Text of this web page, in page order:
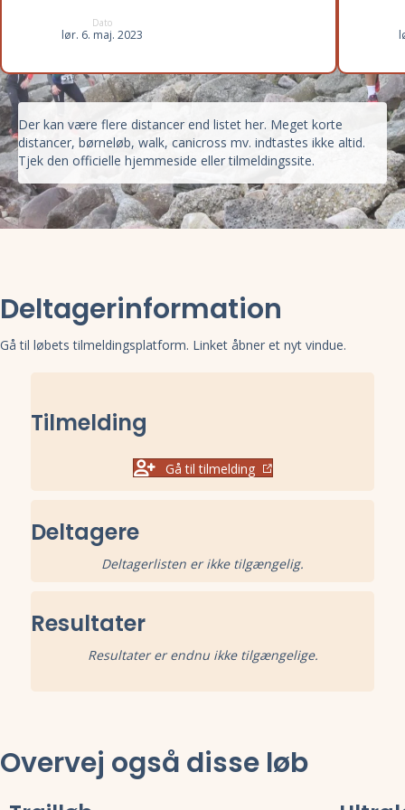
Dato
lør. 6. maj. 2023
Der kan være flere distancer end listet her. Meget korte
distancer, børneløb, walk, canicross mv. indtastes ikke altid.
Tjek den officielle hjemmeside eller tilmeldingssite.
Deltagerinformation
Gå til løbets tilmeldingsplatform. Linket åbner et nyt vindue.
Tilmelding
Gå til tilmelding
Deltagere
Deltagerlisten er ikke tilgængelig.
Resultater
Resultater er endnu ikke tilgængelige.
Overvej også disse løb